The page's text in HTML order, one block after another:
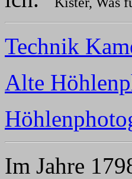
Technik
Alte
Im Jahre